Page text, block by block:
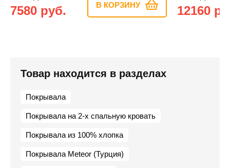
7580 руб. В КОРЗИНУ 12160
Товар находится в разделах
Покрывала
Покрывала на 2-х спальную кровать
Покрывала из 100% хлопка
Покрывала Meteor (Турция)